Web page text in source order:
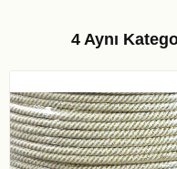
4 Aynı